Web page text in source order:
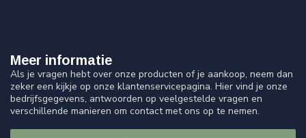
Meer informatie
Als je vragen hebt over onze producten of je aankoop, neem dan
zeker een kijkje op onze klantenservicepagina. Hier vind je onze
bedrijfsgegevens, antwoorden op veelgestelde vragen en
verschillende manieren om contact met ons op te nemen.